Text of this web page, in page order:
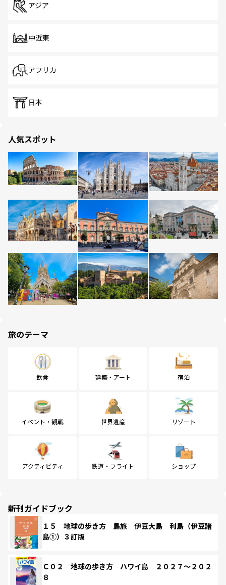
アジア
中近東
アフリカ
日本
人気スポット
旅のテーマ
飲食 建築・アート 宿泊
イベント・観戦 世界遺産 リゾート
アクティビティ 鉄道・フライト ショップ
新刊ガイドブック
１５ 地球の歩き方 島旅 伊豆大島 利島（伊豆諸
島①）３訂版
Ｃ０２ 地球の歩き方 ハワイ島 ２０２７～２０２
８